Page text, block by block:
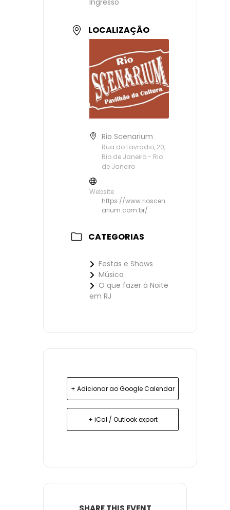
Ingresso
LOCALIZAÇÃO
Rio Scenarium
Rua do Lavradio, 20,
Rio de Janeiro - Rio
de Janeiro
Website
https://www.rioscen
arium.com.br/
CATEGORIAS
Festas e Shows
Música
O que fazer à Noite
em RJ
+ Adicionar ao Google Calendar
+ iCal / Outlook export